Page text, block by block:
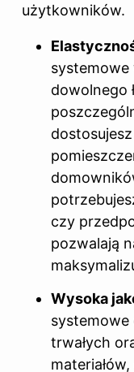
użytkowników.
systemowe
dowolnego
czy
pozwalają
Wysoka
systemowe
trwałych